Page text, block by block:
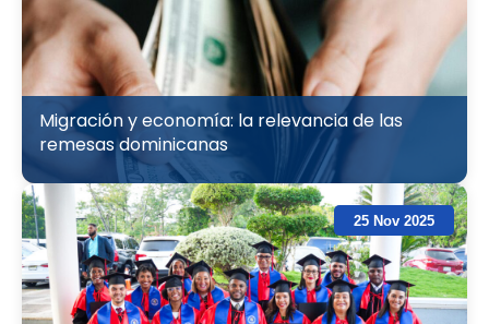
Migración y economía: la relevancia de las
remesas dominicanas
25 Nov 2025